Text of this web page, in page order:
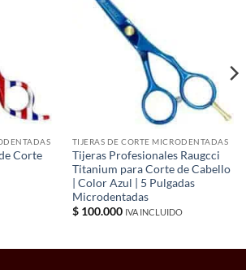
Corte
TIJERAS DE CORTE MICRODENTADAS
Tijeras Profesionales Raugcci
Titanium para Corte de Cabello
| Color Azul | 5 Pulgadas
Microdentadas
$100.000 IVA INCLUIDO